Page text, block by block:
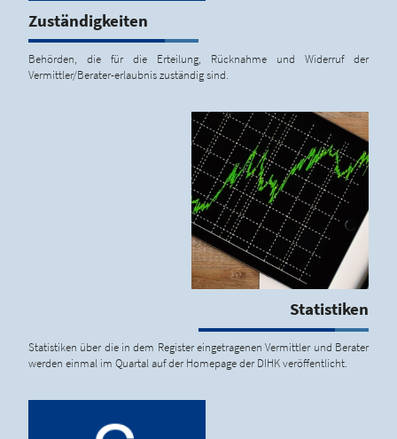
Zuständigkeiten
Behörden, die für die Erteilung, Rücknahme und Widerruf der
Vermittler/Berater-erlaubnis zuständig sind.
Statistiken
Statistiken über die in dem Register eingetragenen Vermittler und Berater
werden einmal im Quartal auf der Homepage der DIHK veröffentlicht.